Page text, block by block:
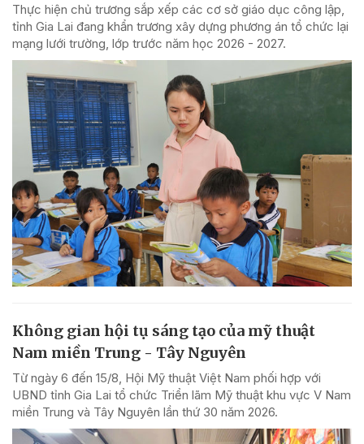
Thực hiện chủ trương sắp xếp các cơ sở giáo dục công lập,
tỉnh Gia Lai đang khẩn trương xây dựng phương án tổ chức lại
mạng lưới trường, lớp trước năm học 2026 - 2027.
Không gian hội tụ sáng tạo của mỹ thuật
Nam miền Trung - Tây Nguyên
Từ ngày 6 đến 15/8, Hội Mỹ thuật Việt Nam phối hợp với
UBND tỉnh Gia Lai tổ chức Triển lãm Mỹ thuật khu vực V Nam
miền Trung và Tây Nguyên lần thứ 30 năm 2026.